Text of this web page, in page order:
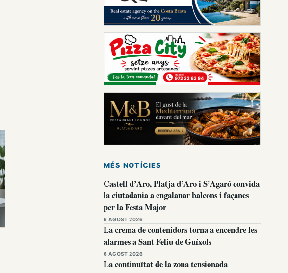
MÉS NOTÍCIES
Castell d’Aro, Platja d’Aro i S’Agaró convida
la ciutadania a engalanar balcons i façanes
per la Festa Major
6 AGOST 2026
La crema de contenidors torna a encendre les
alarmes a Sant Feliu de Guíxols
6 AGOST 2026
La continuïtat de la zona tensionada